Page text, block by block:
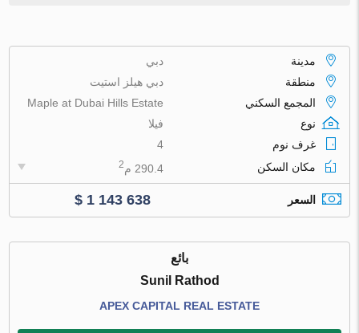
مدينة
دبي
منطقة
دبي هيلز استيت
المجمع السكني
Maple at Dubai Hills Estate
نوع
فيلا
غرف نوم
4
مكان السكن
290.4 م 2
السعر $ 1 143 638
بائع
Sunil Rathod
APEX CAPITAL REAL ESTATE